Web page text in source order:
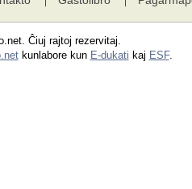
Ĉiuj rajtoj rezervitaj.
kunlabore kun E-dukati kaj ESF.